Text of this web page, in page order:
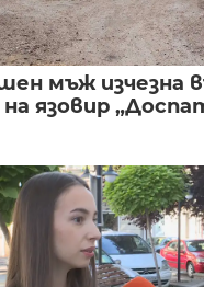
мъж изчезна
язовир